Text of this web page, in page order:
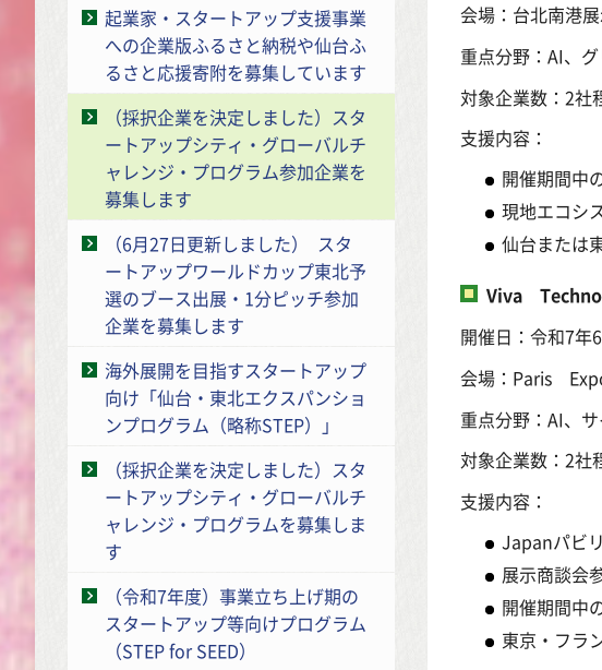
起業家・スタートアップ支援事業
への企業版ふるさと納税や仙台ふ
るさと応援寄附を募集しています
（採択企業を決定しました）スタ
ートアップシティ・グローバルチ
ャレンジ・プログラム参加企業を
募集します
（6月27日更新しました） スタ
ートアップワールドカップ東北予
選のブース出展・1分ピッチ参加
企業を募集します
海外展開を目指すスタートアップ
向け「仙台・東北エクスパンショ
ンプログラム（略称STEP）」
（採択企業を決定しました）スタ
ートアップシティ・グローバルチ
ャレンジ・プログラムを募集しま
す
（令和7年度）事業立ち上げ期の
スタートアップ等向けプログラム
（STEP for SEED）
会場：台北南港
重点分野：AI、
対象企業数：2社
支援内容：
開催期間中
現地エコシ
仙台または
Viva
開催日：令和7年
会場：Paris
重点分野：AI、
対象企業数：2社
支援内容：
Japanパビ
展示商談会
開催期間中
東京・フラ